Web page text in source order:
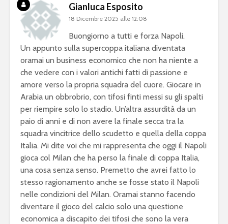
Gianluca Esposito
18 Dicembre 2025 alle 12:08
Buongiorno a tutti e forza Napoli.
Un appunto sulla supercoppa italiana diventata
oramai un business economico che non ha niente a
che vedere con i valori antichi fatti di passione e
amore verso la propria squadra del cuore. Giocare in
Arabia un obbrobrio, con tifosi finti messi su gli spalti
per riempire solo lo stadio. Un’altra assurdità da un
paio di anni e di non avere la finale secca tra la
squadra vincitrice dello scudetto e quella della coppa
Italia. Mi dite voi che mi rappresenta che oggi il Napoli
gioca col Milan che ha perso la finale di coppa Italia,
una cosa senza senso. Premetto che avrei fatto lo
stesso ragionamento anche se fosse stato il Napoli
nelle condizioni del Milan. Oramai stanno facendo
diventare il gioco del calcio solo una questione
economica a discapito dei tifosi che sono la vera